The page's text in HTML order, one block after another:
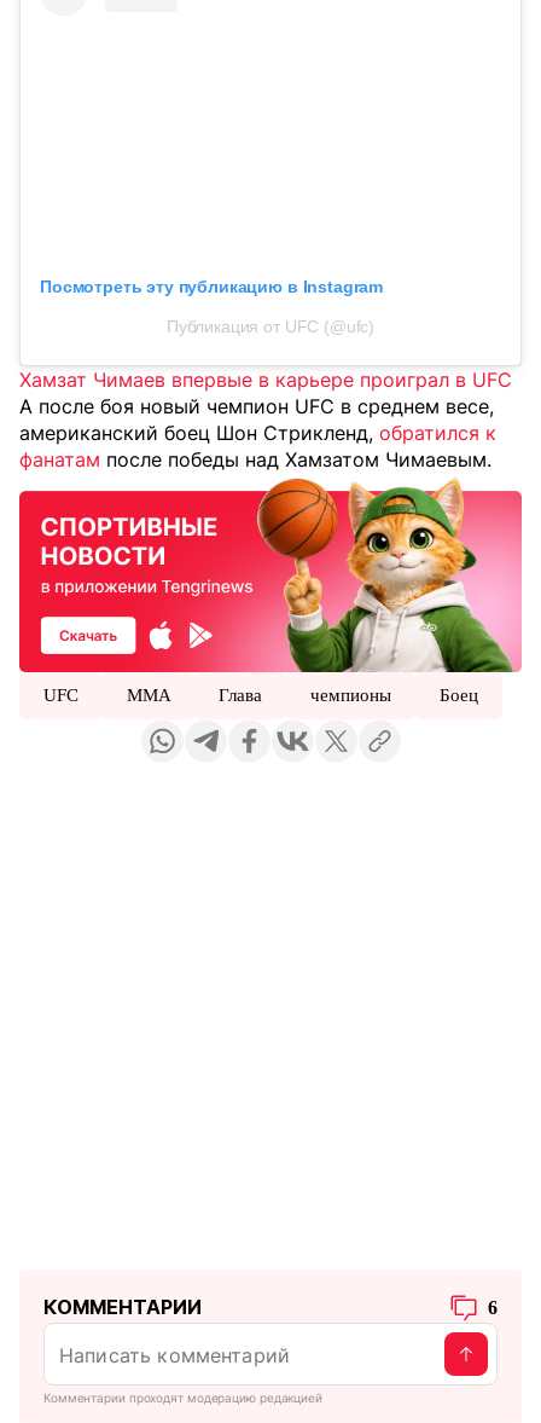
Посмотреть эту публикацию в Instagram
Публикация от UFC (@ufc)
Хамзат Чимаев впервые в карьере проиграл в UFC
А после боя новый чемпион UFC в среднем весе,
американский боец Шон Стрикленд, обратился к
фанатам после победы над Хамзатом Чимаевым.
UFC MMA Глава чемпионы Боец
КОММЕНТАРИИ 6
Комментарии проходят модерацию редакцией